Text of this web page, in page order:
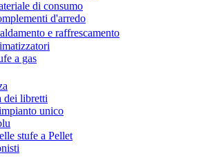
di consumo
d'arredo
e raffrescamento
a gas
dei libretti
unico
stufe a Pellet